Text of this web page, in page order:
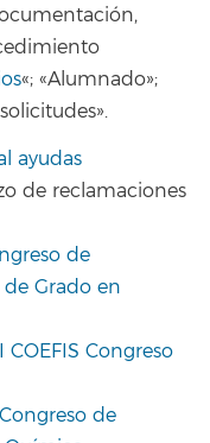
«; «Alumnado»;
ayudas
de reclamaciones
de
Grado en
Congreso
de